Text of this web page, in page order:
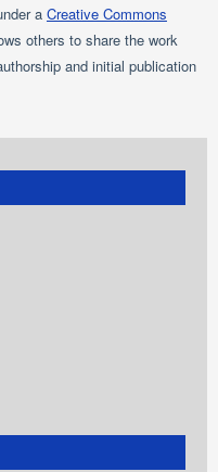
a Creative Commons
others to share the work
and initial publication